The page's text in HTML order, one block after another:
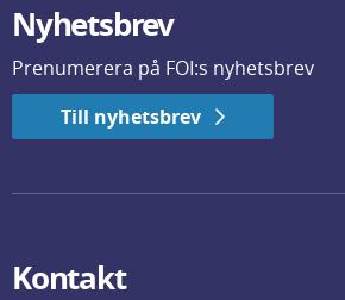
Nyhetsbrev
Prenumerera på FOI:s nyhetsbrev
Till nyhetsbrev
Kontakt